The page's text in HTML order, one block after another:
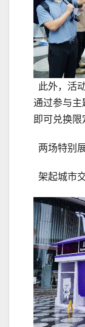
此外，活
通过参与主
即可兑换限
两场特别
架起城市